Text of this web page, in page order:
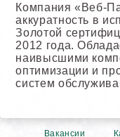
Компания «Веб-
аккуратность в
Золотой
2012 года.
наивысшими
оптимизации и
систем
Вакансии